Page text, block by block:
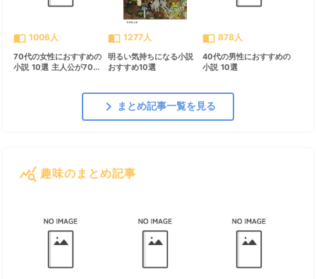
import_contacts 1006人
70代の女性におすすめの
小説 10選 主人公が70...
import_contacts 1277人
明るい気持ちになる小説
おすすめ10選
import_contacts 878人
40代の男性におすすめの
小説 10選
chevron_right まとめ記事一覧を見る
query_stats 趣味のまとめ記事